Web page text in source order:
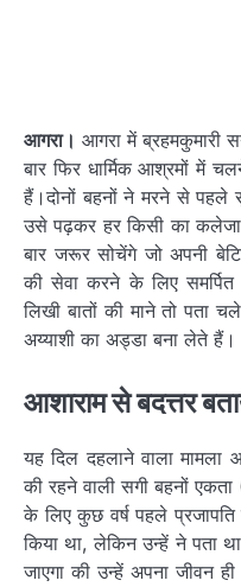
आगरा। आगरा में ब्रहमकुमारी
बार ​फिर धार्मिक आश्रमों में
हैं।दोनों बहनों ने मरने से पहले
उसे पढ़कर हर किसी का कलेजा
बार जरूर सोचेंगे जो अपनी
की सेवा करने के लिए
लिखी बातों की माने तो पता
अय्याशी का अड्डा बना लेते हैं।
आशाराम से बदत्तर
यह दिल दहलाने वाला मामला
की रहने वाली सगी बहनों
के लिए कुछ वर्ष पहले प्रजापति
किया था, लेकिन उन्हें ने पता
जाएगा की उन्हें अपना जीवन